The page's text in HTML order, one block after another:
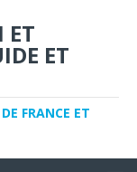
ET
ET
FRANCE ET